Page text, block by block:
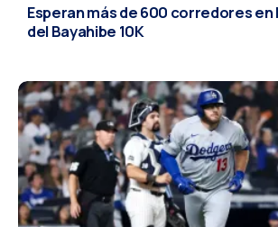
Esperan más de 600 corredores en
del Bayahibe 10K